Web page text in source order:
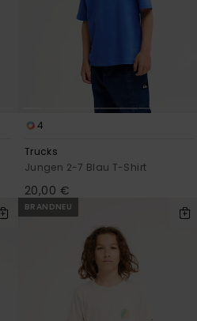
4
Trucks
Jungen 2-7 Blau T-Shirt
20,00 €
BRANDNEU